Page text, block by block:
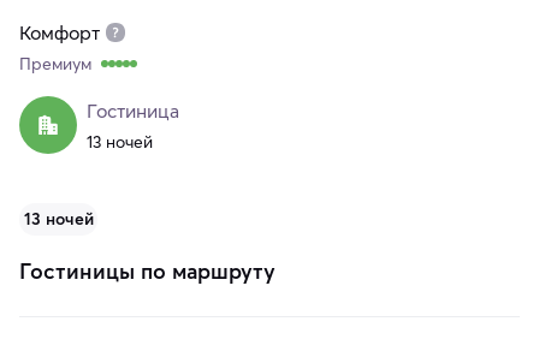
Комфорт
Премиум
Гостиница
13 ночей
13 ночей
Гостиницы по маршруту